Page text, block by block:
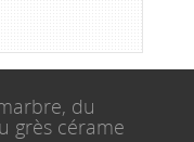
du
grès cérame